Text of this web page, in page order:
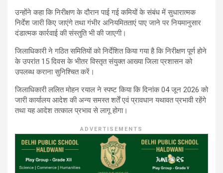
उन्होंने कहा कि निरीक्षण के दौरान पाई गई कमियों के संबंध में सुधारात्मक
निर्देश जारी किए जाएंगे तथा गंभीर अनियमितताएं पाए जाने पर नियमानुसार
दंडात्मक कार्रवाई की संस्तुति भी की जाएगी।
जिलाधिकारी ने गठित समितियों को निर्देशित किया गया है कि निरीक्षण पूर्ण होने
के उपरांत 15 दिवस के भीतर विस्तृत संयुक्त आख्या जिला प्रशासन को
उपलब्ध कराना सुनिश्चित करें।
जिलाधिकारी ललित मोहन रयाल ने स्पष्ट किया कि दिनांक 04 जून 2026 को
जारी कार्यालय आदेश की अन्य समस्त शर्तें एवं प्रावधान यथावत प्रभावी रहेंगे
तथा यह आदेश तत्काल प्रभाव से लागू होगा।
ADVERTISEMENTS